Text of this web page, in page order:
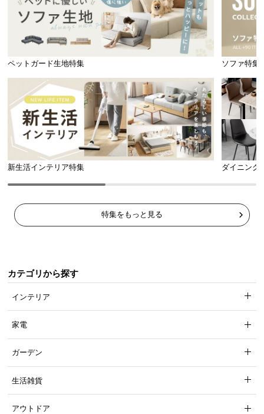
ペットガード生地特集 ソファ特集
新生活インテリア特集 ダイニング
特集をもっと見る
カテゴリから探す
インテリア
家電
ガーデン
生活雑貨
アウトドア